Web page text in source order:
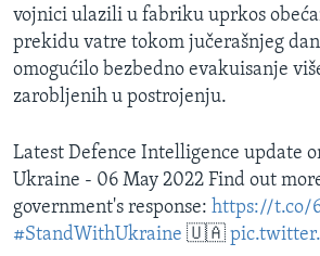
vojnici ulazili u fabriku uprkos
prekidu vatre tokom jučerašnjeg
omogućilo bezbedno evakuisanje
zarobljenih u postrojenju.
Latest Defence Intelligence update
Ukraine - 06 May 2022 Find out
government's response: https://t.co/
#StandWithUkraine 🇺🇦